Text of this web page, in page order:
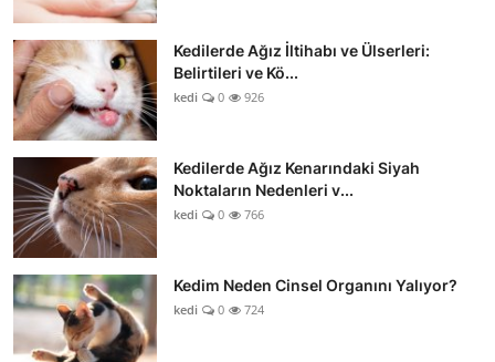
Kedilerde Ağız İltihabı ve Ülserleri:
Belirtileri ve Kö...
kedi 0 926
Kedilerde Ağız Kenarındaki Siyah
Noktaların Nedenleri v...
kedi 0 766
Kedim Neden Cinsel Organını Yalıyor?
kedi 0 724